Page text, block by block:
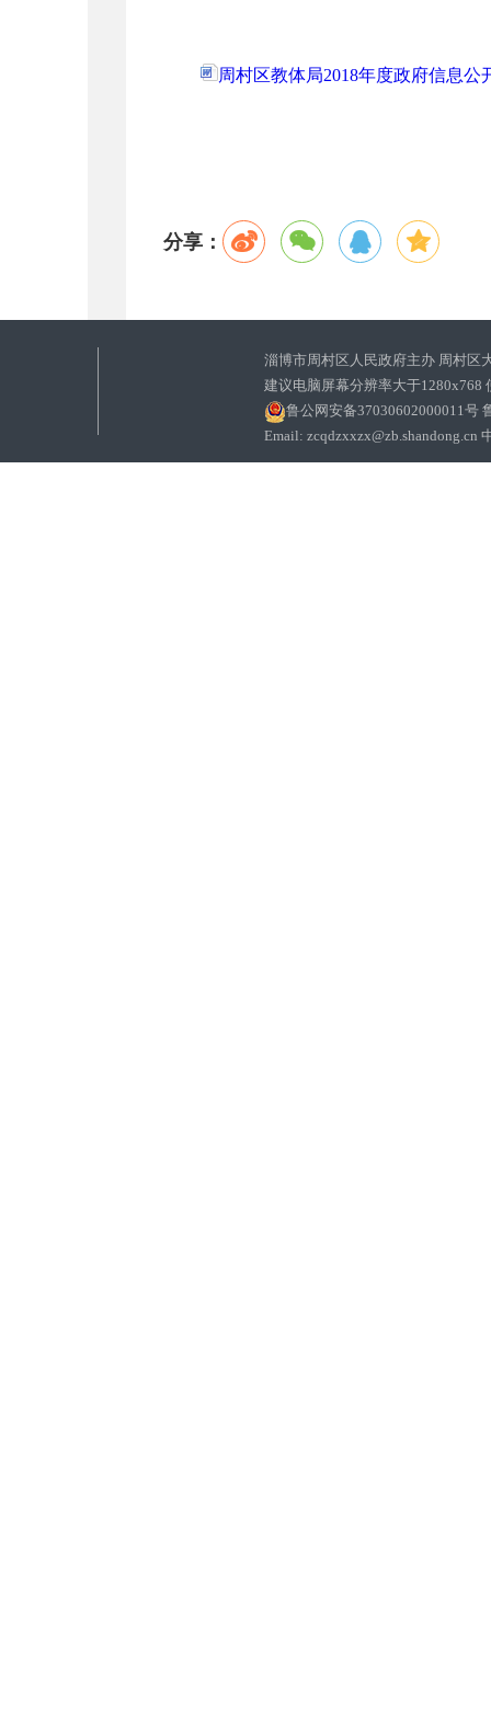
周村区教体局2018年度政府信息公
分享：
淄博市周村区人民政府主办 周村区
建议电脑屏幕分辨率大于1280x768
鲁公网安备37030602000011号
Email: zcqdzxxzx@zb.shandong.cn